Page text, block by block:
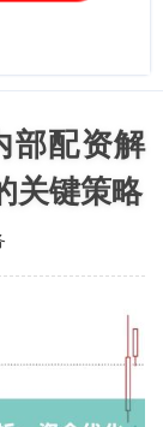
部配资解
关键策略